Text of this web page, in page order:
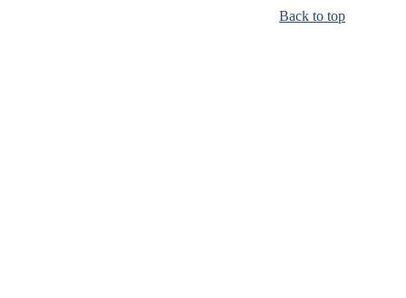
Back to top